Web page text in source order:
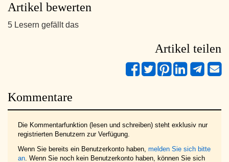
Artikel bewerten
5 Lesern gefällt das
Artikel teilen
Kommentare
Die Kommentarfunktion (lesen und schreiben) steht exklusiv nur
registrierten Benutzern zur Verfügung.
Wenn Sie bereits ein Benutzerkonto haben, melden Sie sich bitte
an . Wenn Sie noch kein Benutzerkonto haben, können Sie sich